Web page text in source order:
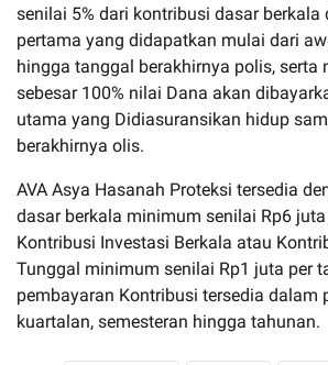
senilai 5% dari kontribusi dasar berkala
pertama yang didapatkan mulai dari
hingga tanggal berakhirnya polis,
sebesar 100% nilai Dana akan
utama yang Didiasuransikan hidup
berakhirnya olis.
AVA Asya Hasanah Proteksi tersedia
dasar berkala minimum senilai Rp6
Kontribusi Investasi Berkala atau
Tunggal minimum senilai Rp1 juta per
pembayaran Kontribusi tersedia dalam
kuartalan, semesteran hingga tahunan.